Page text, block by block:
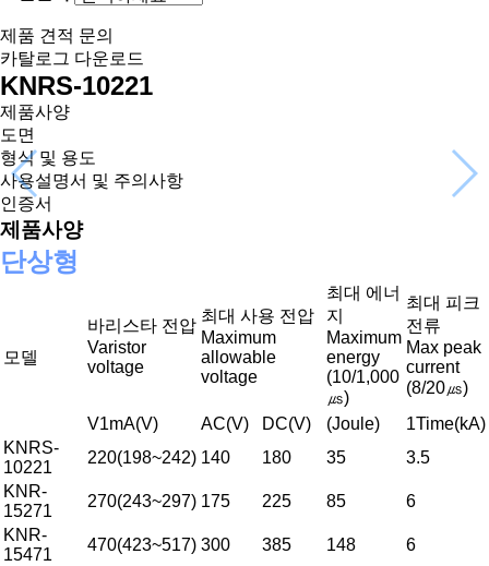
제품 견적 문의
카탈로그 다운로드
KNRS-10221
제품사양
도면
형식 및 용도
사용설명서 및 주의사항
인증서
제품사양
단상형
모델
바리스타 전압
Varistor
voltage
최대 사용 전압
Maximum
allowable
voltage
최대 에너
지
Maximum
energy
(10/1,000
㎲)
최대 피크
전류
Max peak
current
(8/20㎲)
V1mA(V)
AC(V) DC(V) (Joule)
1Time(kA)
KNRS-
10221
220(198~242) 140 180 35
3.5
KNR-
15271
270(243~297) 175 225 85
6
KNR-
15471
470(423~517) 300 385 148
6